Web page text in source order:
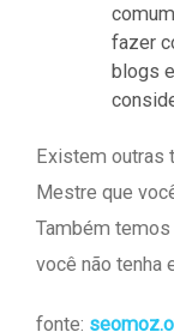
fazer
blogs
Existem outras
Mestre que
Também temos
você não tenha
fonte: